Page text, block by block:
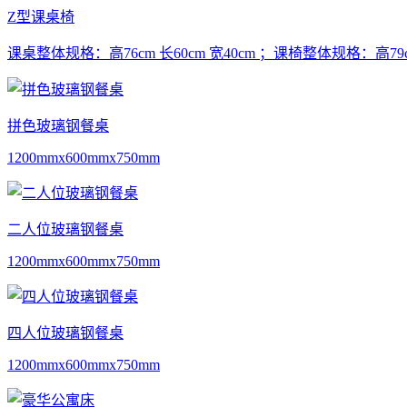
Z型课桌椅
课桌整体规格：高76cm 长60cm 宽40cm ；课椅整体规格：高
拼色玻璃钢餐桌
1200mmx600mmx750mm
二人位玻璃钢餐桌
1200mmx600mmx750mm
四人位玻璃钢餐桌
1200mmx600mmx750mm